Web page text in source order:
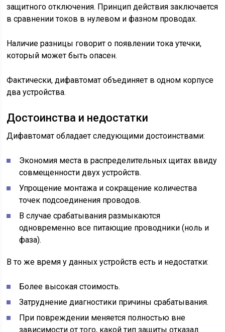
защитного отключения. Принцип действия заключается
в сравнении токов в нулевом и фазном проводах.
Наличие разницы говорит о появлении тока утечки,
который может быть опасен.
Фактически, дифавтомат объединяет в одном корпусе
два устройства.
Достоинства и недостатки
Дифавтомат обладает следующими достоинствами:
Экономия места в распределительных щитах ввиду
совмещенности двух устройств.
Упрощение монтажа и сокращение количества
точек подсоединения проводов.
В случае срабатывания размыкаются
одновременно все питающие проводники (ноль и
фаза).
В то же время у данных устройств есть и недостатки:
Более высокая стоимость.
Затруднение диагностики причины срабатывания.
При повреждении меняется полностью вне
зависимости от того, какой тип защиты отказал.